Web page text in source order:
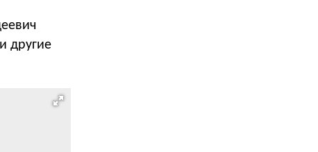
другие